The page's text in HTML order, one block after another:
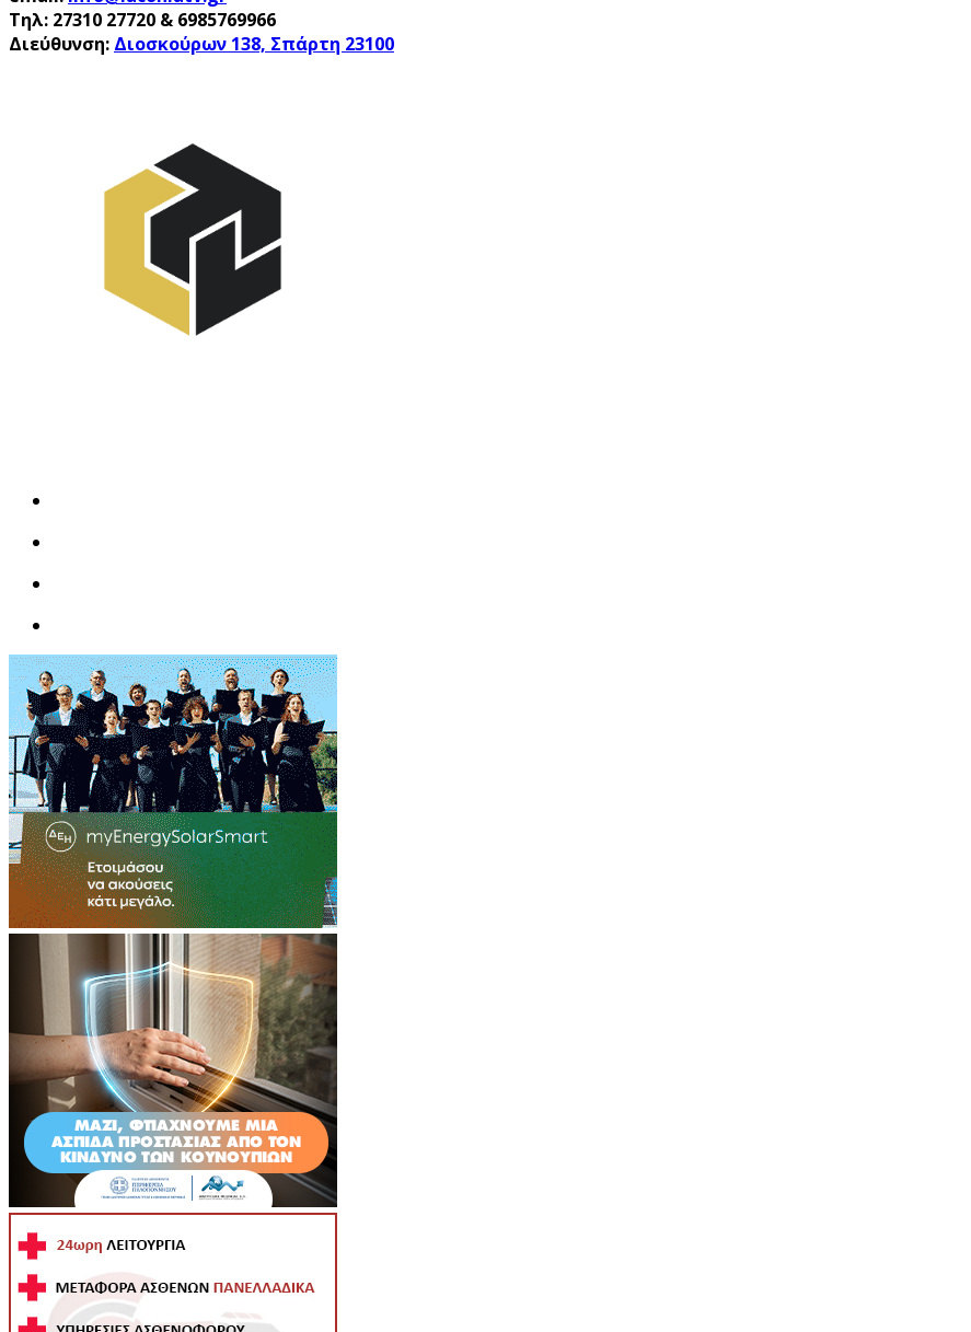
Τηλ: 27310 27720 & 6985769966
Διεύθυνση: Διοσκούρων 138, Σπάρτη 23100